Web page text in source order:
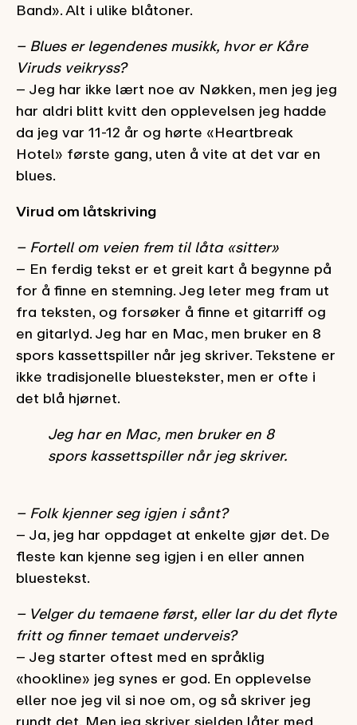
Band». Alt i ulike blåtoner.
– Blues er legendenes musikk, hvor er Kåre
Viruds veikryss?
– Jeg har ikke lært noe av Nøkken, men jeg jeg
har aldri blitt kvitt den opplevelsen jeg hadde
da jeg var 11-12 år og hørte «Heartbreak
Hotel» første gang, uten å vite at det var en
blues.
Virud om låtskriving
– Fortell om veien frem til låta «sitter»
– En ferdig tekst er et greit kart å begynne på
for å finne en stemning. Jeg leter meg fram ut
fra teksten, og forsøker å finne et gitarriff og
en gitarlyd. Jeg har en Mac, men bruker en 8
spors kassettspiller når jeg skriver. Tekstene er
ikke tradisjonelle bluestekster, men er ofte i
det blå hjørnet.
Jeg har en Mac, men bruker en 8
spors kassettspiller når jeg skriver.
– Folk kjenner seg igjen i sånt?
– Ja, jeg har oppdaget at enkelte gjør det. De
fleste kan kjenne seg igjen i en eller annen
bluestekst.
– Velger du temaene først, eller lar du det flyte
fritt og finner temaet underveis?
– Jeg starter oftest med en språklig
«hookline» jeg synes er god. En opplevelse
eller noe jeg vil si noe om, og så skriver jeg
rundt det. Men jeg skriver sjelden låter med